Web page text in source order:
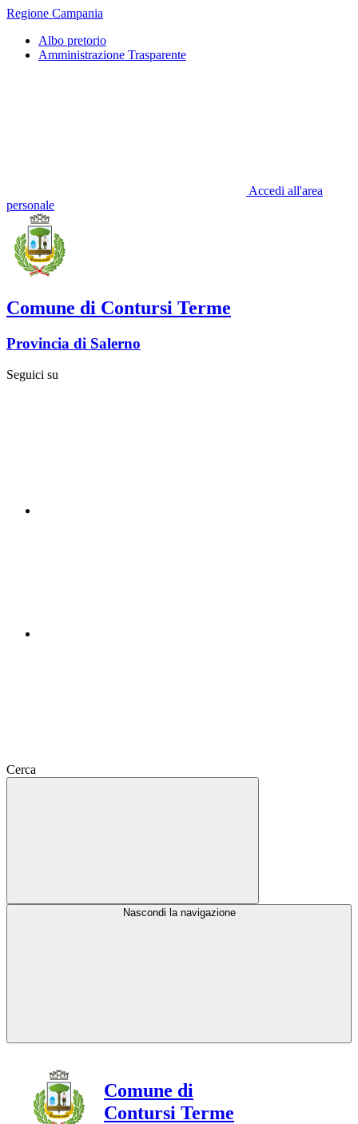
Regione Campania
Albo pretorio
Amministrazione Trasparente
Accedi all'area
personale
Comune di Contursi Terme
Provincia di Salerno
Seguici su
Cerca
Nascondi la navigazione
Comune di
Contursi Terme